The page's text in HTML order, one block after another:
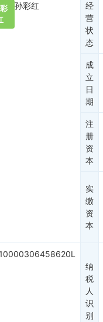
孙彩红
经
营
状
态
成
立
日
期
注
册
资
本
实
缴
资
本
纳
税
人
识
别